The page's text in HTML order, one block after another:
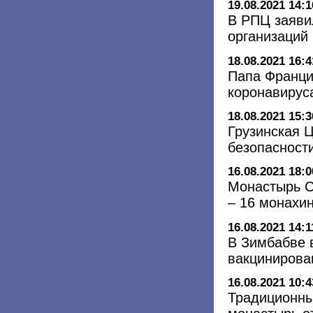
19.08.2021
В РПЦ
18.08.2021
Папа
18.08.2021
Грузинская
16.08.2021
Монастырь
– 16
16.08.2021
В Зимбабве
16.08.2021